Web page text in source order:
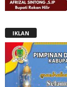
IKLAN